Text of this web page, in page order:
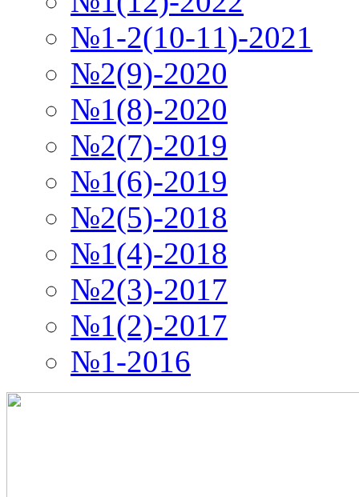
№1-2(10-11)-2021
№2(9)-2020
№1(8)-2020
№2(7)-2019
№1(6)-2019
№2(5)-2018
№1(4)-2018
№2(3)-2017
№1(2)-2017
№1-2016